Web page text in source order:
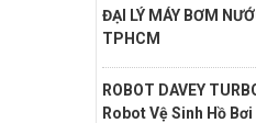
ĐẠI LÝ MÁY BƠM
TPHCM
ROBOT DAVEY
Robot Vệ Sinh Hồ